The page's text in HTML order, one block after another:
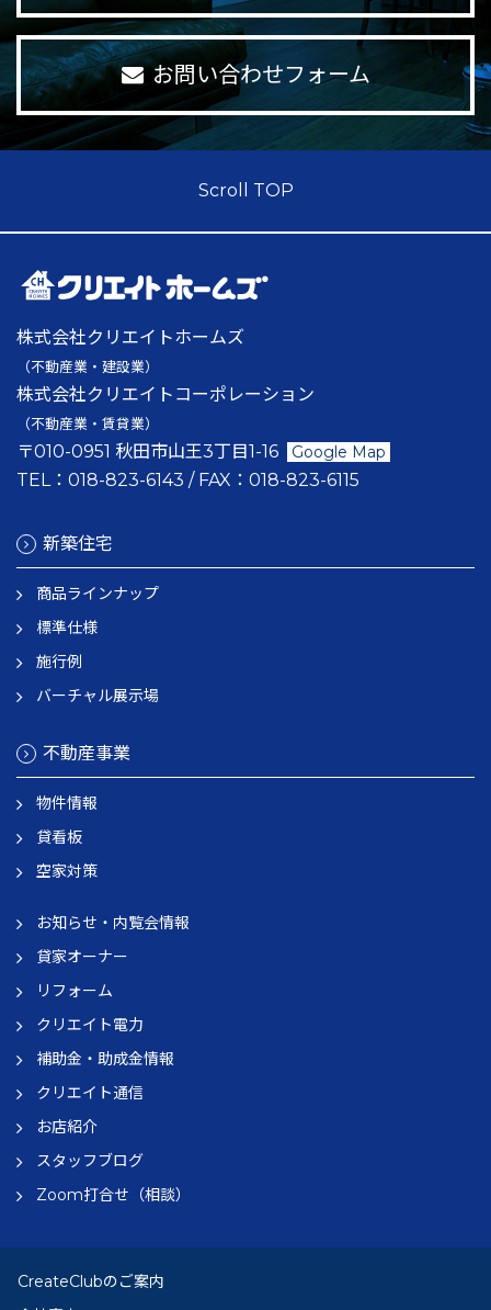
お問い合わせフォーム
Scroll TOP
株式会社クリエイトホームズ
（不動産業・建設業）
株式会社クリエイトコーポレーション
（不動産業・賃貸業）
〒010-0951 秋田市山王3丁目1-16 Google Map
TEL： 018-823-6143 / FAX： 018-823-6115
新築住宅
商品ラインナップ
標準仕様
施行例
バーチャル展示場
不動産事業
物件情報
貸看板
空家対策
お知らせ・内覧会情報
貸家オーナー
リフォーム
クリエイト電力
補助金・助成金情報
クリエイト通信
お店紹介
スタッフブログ
Zoom打合せ（相談）
CreateClubのご案内